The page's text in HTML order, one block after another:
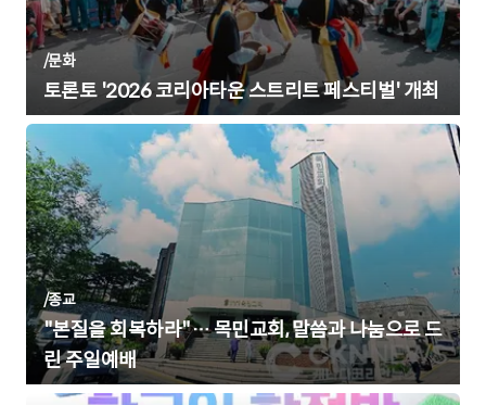
/문화
토론토 '2026 코리아타운 스트리트 페스티벌' 개최
/종교
"본질을 회복하라"… 목민교회, 말씀과 나눔으로 드
린 주일예배